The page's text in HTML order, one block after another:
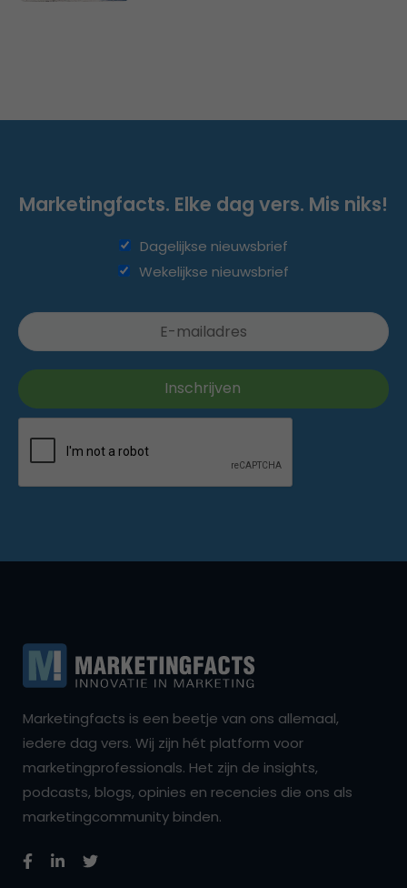
Marketingfacts. Elke dag vers. Mis niks!
Dagelijkse nieuwsbrief
Wekelijkse nieuwsbrief
Marketingfacts is een beetje van ons allemaal,
iedere dag vers. Wij zijn hét platform voor
marketingprofessionals. Het zijn de insights,
podcasts, blogs, opinies en recencies die ons als
marketingcommunity binden.